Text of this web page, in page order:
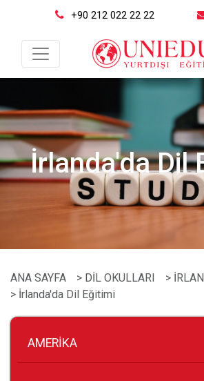
+90 212 022 22 22
İrlanda'da Dil
ANA SAYFA > DİL OKULLARI
>
> İrlanda'da Dil Eğitimi
AMERİKA